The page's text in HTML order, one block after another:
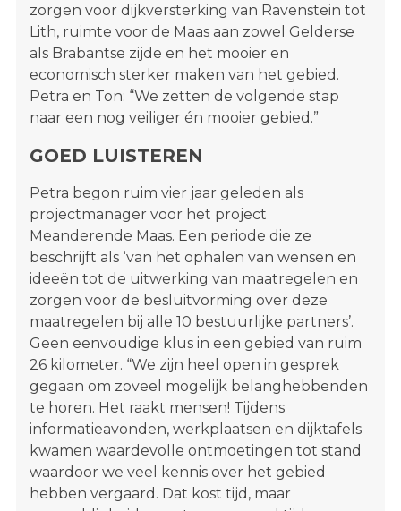
zorgen voor dijkversterking van Ravenstein tot
Lith, ruimte voor de Maas aan zowel Gelderse
als Brabantse zijde en het mooier en
economisch sterker maken van het gebied.
Petra en Ton: “We zetten de volgende stap
naar een nog veiliger én mooier gebied.”
GOED LUISTEREN
Petra begon ruim vier jaar geleden als
projectmanager voor het project
Meanderende Maas. Een periode die ze
beschrijft als ‘van het ophalen van wensen en
ideeën tot de uitwerking van maatregelen en
zorgen voor de besluitvorming over deze
maatregelen bij alle 10 bestuurlijke partners’.
Geen eenvoudige klus in een gebied van ruim
26 kilometer. “We zijn heel open in gesprek
gegaan om zoveel mogelijk belanghebbenden
te horen. Het raakt mensen! Tijdens
informatieavonden, werkplaatsen en dijktafels
kwamen waardevolle ontmoetingen tot stand
waardoor we veel kennis over het gebied
hebben vergaard. Dat kost tijd, maar